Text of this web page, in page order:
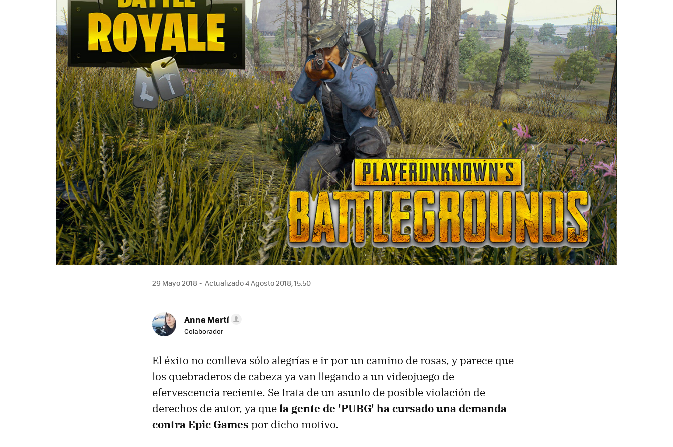
29 Mayo 2018 Actualizado 4 Agosto 2018, 15:50
Anna Martí
Colaborador
El éxito no conlleva sólo alegrías e ir por un camino de rosas, y parece que
los quebraderos de cabeza ya van llegando a un videojuego de
efervescencia reciente. Se trata de un asunto de posible violación de
derechos de autor, ya quela gente de 'PUBG' ha cursado una demanda
contra Epic Games por dicho motivo.